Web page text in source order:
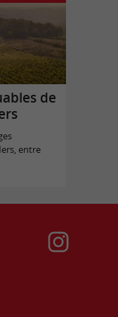
de
entre